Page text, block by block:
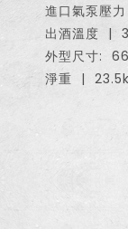
進口氣泵壓
出酒溫度 |
外型尺寸:
淨重 |